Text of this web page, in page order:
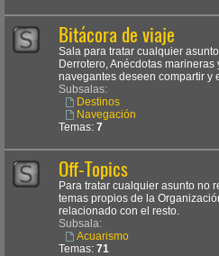
Bitácora de viaje
Sala para tratar cualquier
Derrotero, Anécdotas
navegantes deseen compartir y
Subsalas:
Destinos
Navegación
Temas: 7
Off-Topics
Para tratar cualquier asunto no
temas propios de la
relacionado con el resto.
Subsala:
Acuarismo
Temas: 71